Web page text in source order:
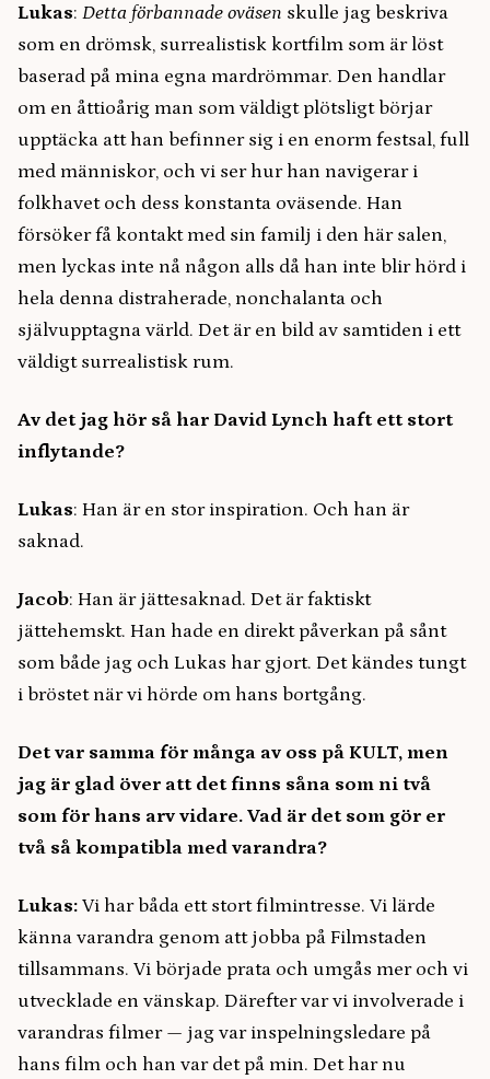
Lukas: Detta förbannade oväsen skulle jag beskriva
som en drömsk, surrealistisk kortfilm som är löst
baserad på mina egna mardrömmar. Den handlar
om en åttioårig man som väldigt plötsligt börjar
upptäcka att han befinner sig i en enorm festsal, full
med människor, och vi ser hur han navigerar i
folkhavet och dess konstanta oväsende. Han
försöker få kontakt med sin familj i den här salen,
men lyckas inte nå någon alls då han inte blir hörd i
hela denna distraherade, nonchalanta och
självupptagna värld. Det är en bild av samtiden i ett
väldigt surrealistisk rum.
Av det jag hör så har David Lynch haft ett stort
inflytande?
Lukas: Han är en stor inspiration. Och han är
saknad.
Jacob: Han är jättesaknad. Det är faktiskt
jättehemskt. Han hade en direkt påverkan på sånt
som både jag och Lukas har gjort. Det kändes tungt
i bröstet när vi hörde om hans bortgång.
Det var samma för många av oss på KULT, men
jag är glad över att det finns såna som ni två
som för hans arv vidare. Vad är det som gör er
två så kompatibla med varandra?
Lukas: Vi har båda ett stort filmintresse. Vi lärde
känna varandra genom att jobba på Filmstaden
tillsammans. Vi började prata och umgås mer och vi
utvecklade en vänskap. Därefter var vi involverade i
varandras filmer — jag var inspelningsledare på
hans film och han var det på min. Det har nu